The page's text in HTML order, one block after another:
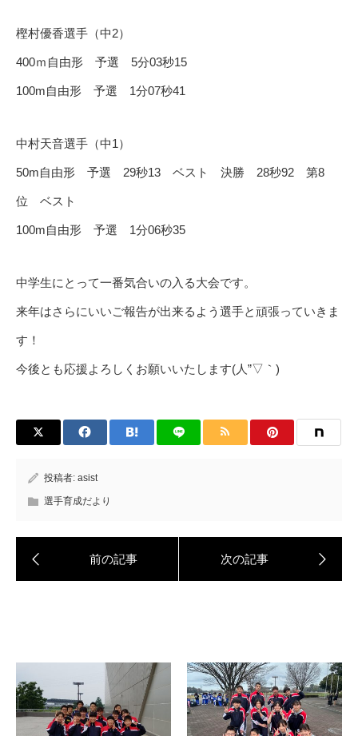
樫村優香選手（中2）
400ｍ自由形 予選 5分03秒15
100m自由形 予選 1分07秒41
中村天音選手（中1）
50m自由形 予選 29秒13 ベスト 決勝 28秒92 第8
位 ベスト
100m自由形 予選 1分06秒35
中学生にとって一番気合いの入る大会です。
来年はさらにいいご報告が出来るよう選手と頑張っていきま
す！
今後とも応援よろしくお願いいたします(人”▽｀)
投稿者: asist
選手育成だより